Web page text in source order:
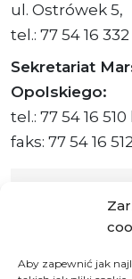
Aby zapewnić jak
ul. Ostrówek 5,
tel.: 77 54 16 332
Sekretariat
Opolskiego:
tel.: 77 54 16 510
faks: 77 54 16 512
Adres ePUAP
Urzędu: AE:PL-